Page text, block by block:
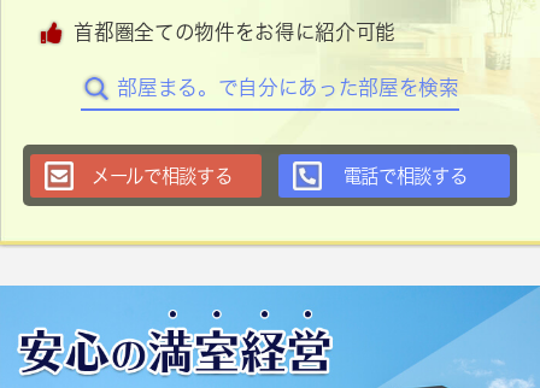
首都圏全ての物件をお得に紹介可能
部屋まる。で自分にあった部屋を検索
メールで相談する 電話で相談する